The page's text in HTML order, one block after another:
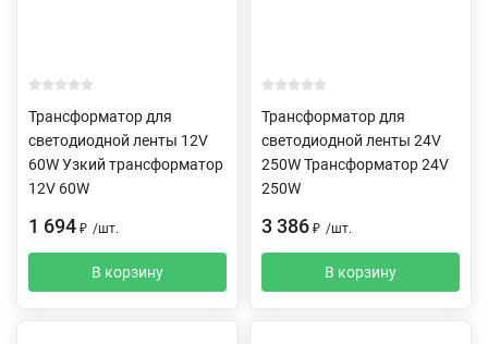
Трансформатор для
светодиодной ленты 12V
60W Узкий трансформатор
12V 60W
1 694 ₽ /шт.
В корзину
Трансформатор для
светодиодной ленты 24V
250W Трансформатор 24V
250W
3 386 ₽ /шт.
В корзину